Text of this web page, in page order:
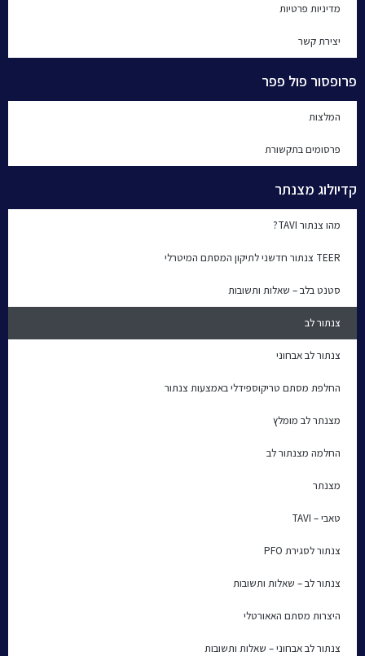
מדיניות פרטיות
יצירת קשר
פרופסור פול פפר
המלצות
פרסומים בתקשורת
קדיולוג מצנתר
מהו צנתור TAVI?
TEER צנתור חדשני לתיקון המסתם המיטרלי
סטנט בלב – שאלות ותשובות
צנתור לב
צנתור לב אבחוני
החלפת מסתם טריקוספידלי באמצעות צנתור
מצנתר לב מומלץ
החלמה מצנתור לב
מצנתר
טאבי – TAVI
צנתור לסגירת PFO
צנתור לב – שאלות ותשובות
היצרות מסתם האאורטלי
צנתור לב אבחוני – שאלות ותשובות